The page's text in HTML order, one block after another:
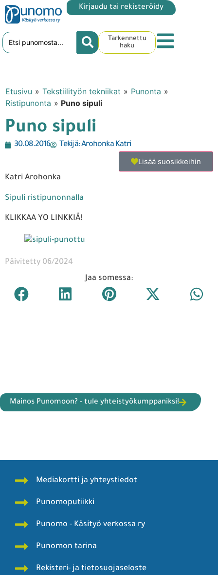
Kirjaudu tai rekisteröidy
Tarkennettu
haku
Etusivu » Tekstiilityön tekniikat » Punonta »
Ristipunonta » Puno sipuli
Puno sipuli
30.08.2016 Tekijä:Arohonka Katri
Lisää suosikkeihin
Katri Arohonka
Sipuli ristipunonnalla
KLIKKAA YO LINKKIÄ!
Päivitetty 06/2024
Jaa somessa:
Mainos Punomoon? - tule yhteistyökumppaniksi!
Mediakortti ja yhteystiedot
Punomoputiikki
Punomo - Käsityö verkossa ry
Punomon tarina
Rekisteri- ja tietosuojaseloste